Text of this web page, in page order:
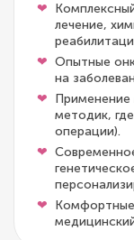
лечение,
Опытные
на
Применение
методик,
операции).
Комфортные